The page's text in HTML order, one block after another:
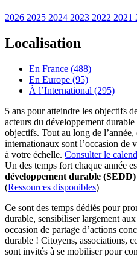
2026 2025 2024 2023 2022 2021
Localisation
En France (488)
En Europe (95)
À l’International (295)
5 ans pour atteindre les objectifs
acteurs du développement
objectifs. Tout au long de
internationaux sont l’occasion de
à votre échelle. Consulter le
Un des temps fort chaque année
développement durable
(Ressources disponibles)
Ce sont des temps dédiés pour
durable, sensibiliser largement
occasion de partage d’actions
durable ! Citoyens, associations,
sont invités à se mobiliser pour